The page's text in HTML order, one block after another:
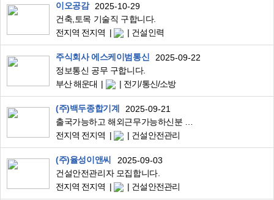
이오공감
2025-10-29
건축,토목 기술직 구합니다.
전지역 전지역
건설인력
주식회사 에스케이범통신
2025-09-22
정보통신 공무 구합니다.
부산 해운대
전기/통신/소방
(주)백두종합기계
2025-09-21
출국가능하고 해외근무가능하신분 연락주세요
전지역 전지역
건설안전관리
(주)율성이앤씨
2025-09-03
건설안전관리자 모집합니다.
전지역 전지역
건설안전관리